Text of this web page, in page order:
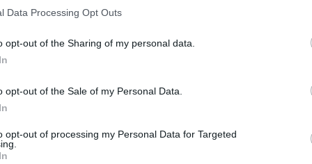
Data Processing Opt Outs
opt-out of the Sharing of my personal data.
opt-out of the Sale of my Personal Data.
opt-out of processing my Personal Data for Targeted
, ki se je zahvalil vsem donatorjem, ki so omogočili, da
podal tudisvetnikom in svetnicam
, ki so prav tako
zaželel, da bi vozilo uporabljali bolj za panoramske
akcije.
gasilci si želijo, da postane osrednji del rednih vaj